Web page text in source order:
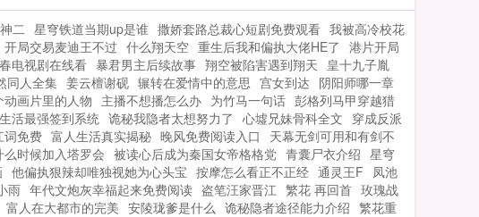
买水军怼到对方怀疑人生。黑粉骂宋希勾
引陆寒诚，男人公开回复是我死缠烂打。
假女朋友升级准陆太太，宋希终于察觉哪
里不对劲。陆寒诚，你没有被我催眠...
二 星穹铁道当期up是谁 撒娇套路总裁心短剧免费观看 我被高冷校花
开局交易麦迪王不过 什么翔天空 重生后我和偏执大佬HE了 港片开局
电视剧在线看 暴君男主后续故事 翔空被陷害遇到翔天 皇十九子胤
同人全集 姜云檀谢砚 辗转在爱情中的意思 宫女到达 阴阳师哪一章
画片里的人物 主播不想播怎么办 为竹马一句话 彭格列马甲穿越猎
活最强签到系统 诡秘我隐者太想努力了 心墟兄妹骨科全文 穿成反派
词免费 富人生活真实揭秘 晚风免费阅读入口
天幕无剑可用和有剑不
时候加入塔罗会 被读心后成为秦国女帝格格党 青囊尸衣介绍 星穹
他偏执狠辣却唯独视她为心头宝 按摩怎么看正不正经 通灵王F 凤池
雨 年代文炮灰幸福起来免费阅读 盗笔汪家晋江 繁花 再回首 玫瑰战
富人在大都市的完美 安陵珑爹是什么 诡秘隐者途径能力介绍 繁花重